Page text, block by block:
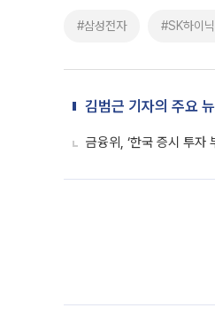
#삼성전자 #SK하이
김범근 기자의 주요
금융위, ‘한국 증시 투자